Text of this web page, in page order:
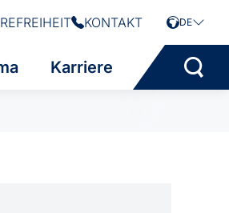
KONTAKT DE
Karriere